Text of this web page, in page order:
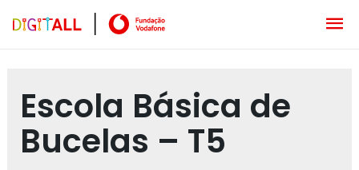
Escola Básica de
Bucelas – T5